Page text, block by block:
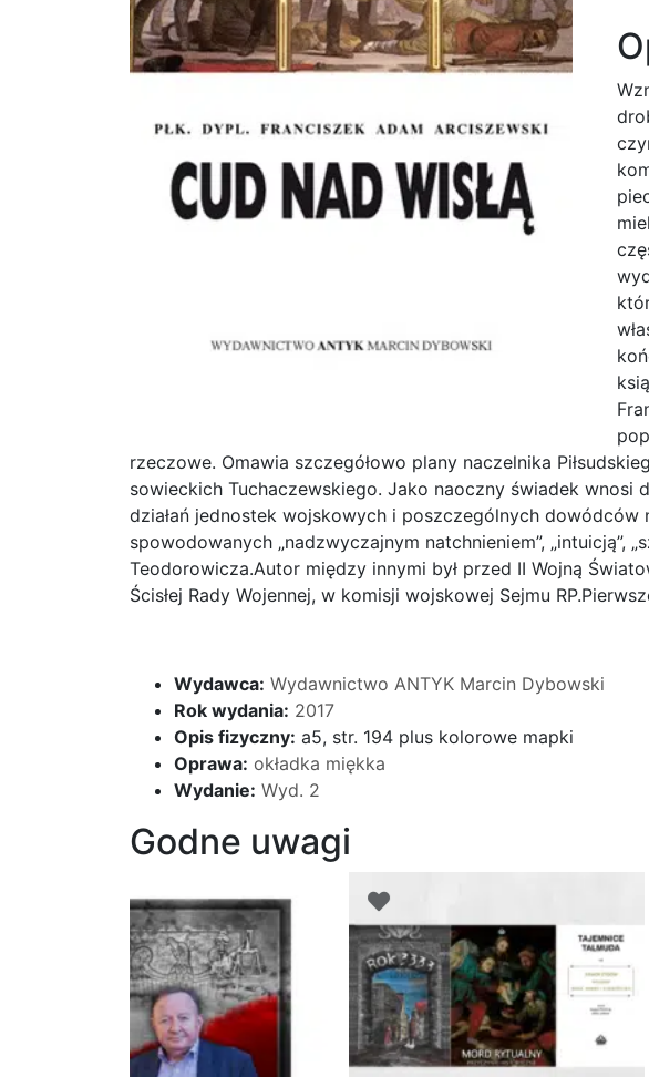
Cud
nad
rzeczowe. Omawia szczegółowo plany naczelnika
sowieckich Tuchaczewskiego. Jako naoczny świadek
działań jednostek wojskowych i poszczególnych
spowodowanych „nadzwyczajnym natchnieniem”, „intuicją”,
Teodorowicza.Autor między innymi był przed II Wojną
Ścisłej Rady Wojennej, w komisji wojskowej Sejmu
Wydawca: Wydawnictwo ANTYK Marcin Dybowski
Rok wydania: 2017
Opis fizyczny: a5, str. 194 plus kolorowe mapki
Oprawa: okładka miękka
Wydanie: Wyd. 2
Godne uwagi